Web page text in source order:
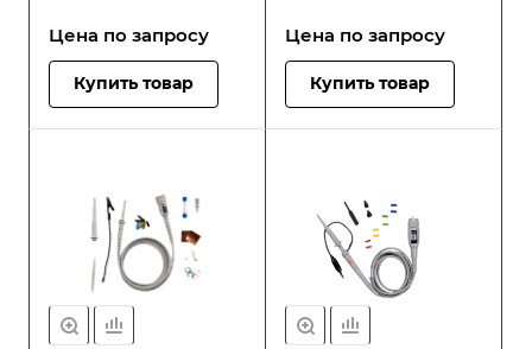
Цена по запросу
Купить товар
Цена по запросу
Купить товар